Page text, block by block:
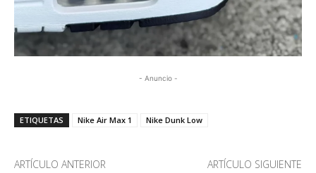
- Anuncio -
ETIQUETAS Nike Air Max 1 Nike Dunk Low
ARTÍCULO ANTERIOR ARTÍCULO SIGUIENTE